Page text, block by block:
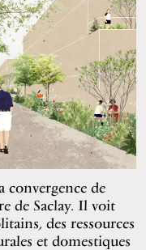
convergence de
de Saclay. Il voit
des ressources
et domestiques